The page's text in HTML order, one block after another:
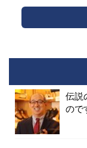
伝説
ので